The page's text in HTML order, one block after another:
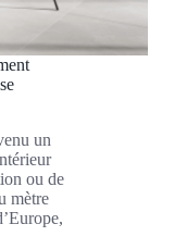
un
ou de
mètre